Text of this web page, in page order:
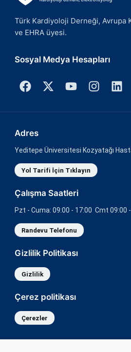
Türk Kardiyoloji Derneği, Avrupa
ve EHRA üyesi.
Sosyal Medya Hesapları
Adres
Yeditepe Üniversitesi Kozyatağı
Yol Tarifi İçin Tıklayın
Çalışma Saatleri
Pzt - Cuma: 09:00 - 17:00 Cmt 09:00
Randevu Telefonu
Gizlilik Politikası
Gizlilik
Çerez politikası
Çerezler